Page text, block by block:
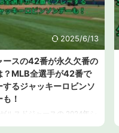
スターゲームの開催球場の
、現地観戦のためのチケット
ーの情報をお伝えします。
】オールスターゲーム開
は？ MLB2024年シーズンのオ
ーゲームは、以下の日程で
・レ ...
2025/6/13
ースの42番が永久欠番の
？MLB全選手が42番で
するジャッキーロビンソ
！
ゼルスドジャースの 2024年シ
、大谷翔平選手、山本由伸